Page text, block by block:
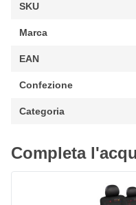
Design sportivo in
Vestibilità universale
Protegge da
usura e
SKU
Marca
EAN
Confezione
Categoria
Completa